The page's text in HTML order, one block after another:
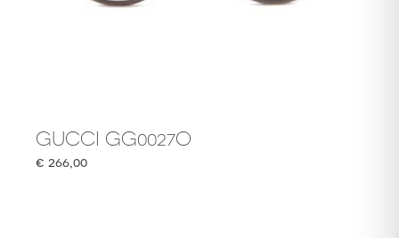
GUCCI GG0027O
€ 266,00